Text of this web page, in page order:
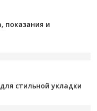
показания и
стильной укладки